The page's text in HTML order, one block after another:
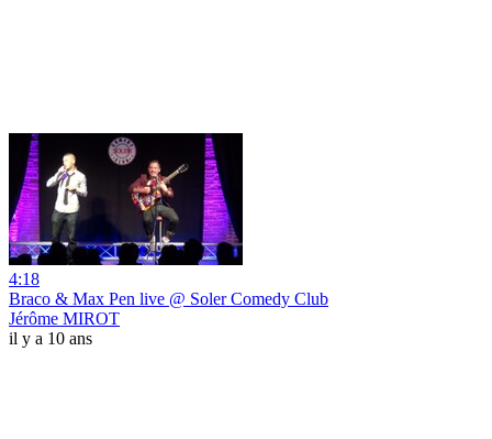
4:18
Braco & Max Pen live @ Soler Comedy Club
Jérôme MIROT
il y a 10 ans